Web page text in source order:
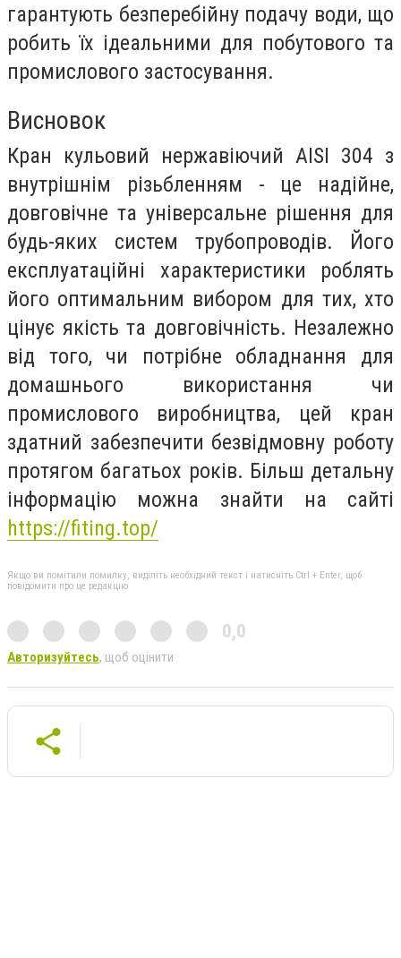
гарантують безперебійну подачу води, що
робить їх ідеальними для побутового та
промислового застосування.
Висновок
Кран кульовий нержавіючий AISI 304 з
внутрішнім різьбленням - це надійне,
довговічне та універсальне рішення для
будь-яких систем трубопроводів. Його
експлуатаційні характеристики роблять
його оптимальним вибором для тих, хто
цінує якість та довговічність. Незалежно
від того, чи потрібне обладнання для
домашнього використання чи
промислового виробництва, цей кран
здатний забезпечити безвідмовну роботу
протягом багатьох років. Більш детальну
інформацію можна знайти на сайті
https://fiting.top/
Якщо ви помітили помилку, виділіть необхідний текст і натисніть Ctrl + Enter, щоб
повідомити про це редакцію
0,0
Авторизуйтесь, щоб оцінити